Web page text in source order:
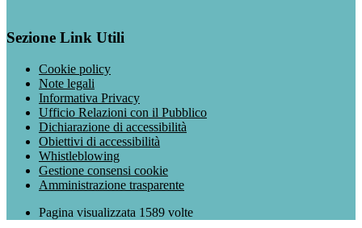
Sezione Link Utili
Cookie policy
Note legali
Informativa Privacy
Ufficio Relazioni con il Pubblico
Dichiarazione di accessibilità
Obiettivi di accessibilità
Whistleblowing
Gestione consensi cookie
Amministrazione trasparente
Pagina visualizzata 1589 volte